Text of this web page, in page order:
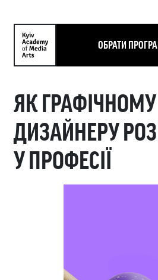
ОБРАТИ
ЯК ГРАФІЧНОМУ
ДИЗАЙНЕРУ
У ПРОФЕСІЇ